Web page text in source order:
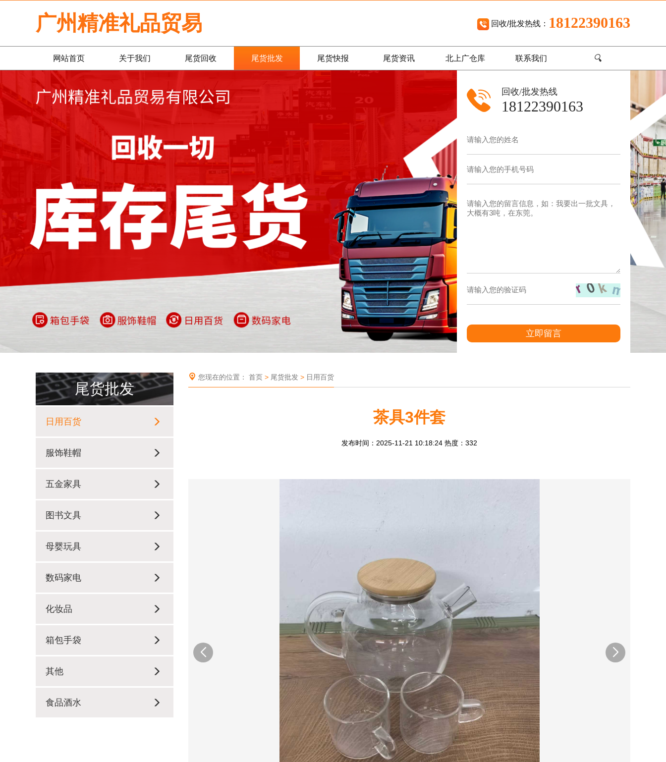
广州精准礼品贸易 回收/批发热线： 18122390163
网站首页 关于我们 尾货回收 尾货批发 尾货快报 尾货资讯 北上广仓库 联系我们 🔍
回收/批发热线
18122390163
立即留言
尾货批发
日用百货
服饰鞋帽
五金家具
图书文具
母婴玩具
数码家电
化妆品
箱包手袋
其他
食品酒水
您现在的位置： 首页> 尾货批发> 日用百货
茶具3件套
发布时间：2025-11-21 10:18:24 热度：332